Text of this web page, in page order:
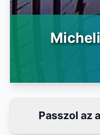
Passzol az